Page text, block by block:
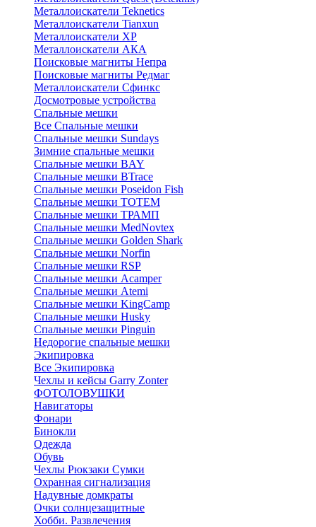
Металлоискатели Teknetics
Металлоискатели Tianxun
Металлоискатели XP
Металлоискатели АКА
Поисковые магниты Непра
Поисковые магниты Редмаг
Металлоискатели Сфинкс
Досмотровые устройства
Спальные мешки
Все Спальные мешки
Спальные мешки Sundays
Зимние спальные мешки
Спальные мешки BAY
Спальные мешки BTrace
Спальные мешки Poseidon Fish
Спальные мешки ТОТЕМ
Спальные мешки ТРАМП
Cпальные мешки MedNovtex
Спальные мешки Golden Shark
Спальные мешки Norfin
Спальные мешки RSP
Спальные мешки Acamper
Спальные мешки Atemi
Спальные мешки KingCamp
Спальные мешки Husky
Спальные мешки Pinguin
Недорогие спальные мешки
Экипировка
Все Экипировка
Чехлы и кейсы Garry Zonter
ФОТОЛОВУШКИ
Навигаторы
Фонари
Бинокли
Одежда
Обувь
Чехлы Рюкзаки Сумки
Охранная сигнализация
Надувные домкраты
Очки солнцезащитные
Хобби. Развлечения